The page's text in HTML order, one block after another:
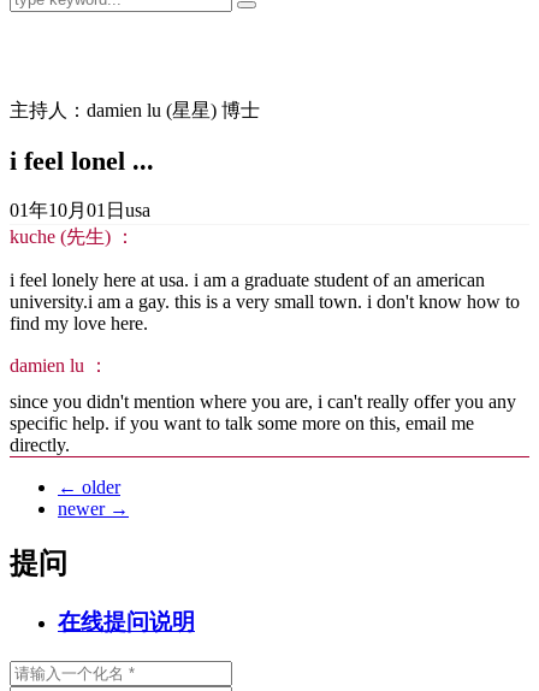
主持人：damien lu (星星) 博士
i feel lonel ...
01年10月01日 usa
kuche (先生) ：
i feel lonely here at usa. i am a graduate student of an american
university.i am a gay. this is a very small town. i don't know how to
find my love here.
damien lu ：
since you didn't mention where you are, i can't really offer you any
specific help. if you want to talk some more on this, email me
directly.
← older
newer →
提问
在线提问说明